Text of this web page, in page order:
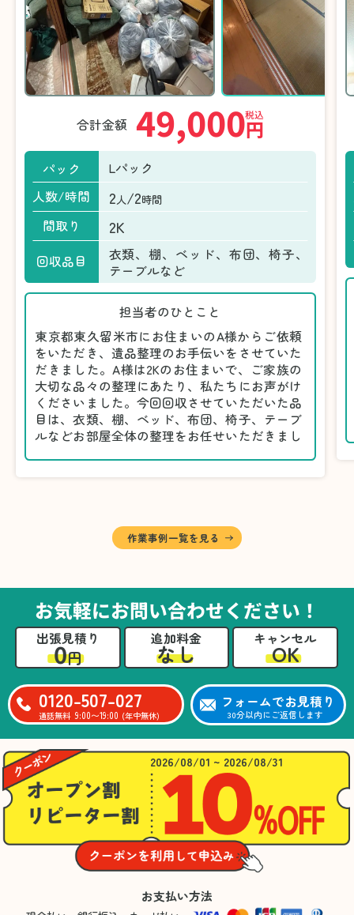
合計金額 49,000円
税込
パック
Lパック
人数/時間
2人 /2時間
間取り 2K
回収品目
衣類、棚、ベッド、布団、椅子、
テーブルなど
担当者のひとこと
東京都東久留米市にお住まいのA様からご依頼
をいただき、遺品整理のお手伝いをさせていた
だきました。A様は2Kのお住まいで、ご家族の
大切な品々の整理にあたり、私たちにお声がけ
くださいました。今回回収させていただいた品
目は、衣類、棚、ベッド、布団、椅子、テーブ
ルなどお部屋全体の整理をお任せいただきまし
に仕分けしました。
A様から「手際よく進めてくれて助かりまし
るのは難しかったと思います」との温かいお言
葉をいただきました。遺品整理という心の負担
が大きい作業において、少しでもA様の力にな
れたことをスタッフ一同嬉しく思います。
作業事例一覧を見る
お気軽にお問い合わせください！
出張見積り
0円
追加料金
なし
キャンセル
OK
0120-507-027
通話無料 9:00〜19:00 (年中無休)
フォームでお見積り
30分以内にご返信します
2026/08/01 ~ 2026/08/31
お支払い方法